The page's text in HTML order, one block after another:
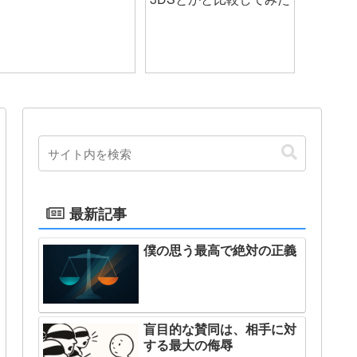
最新記事
僕の思う最高で絶対の正義
盲目的な賛同は、相手に対
する最大の侮辱